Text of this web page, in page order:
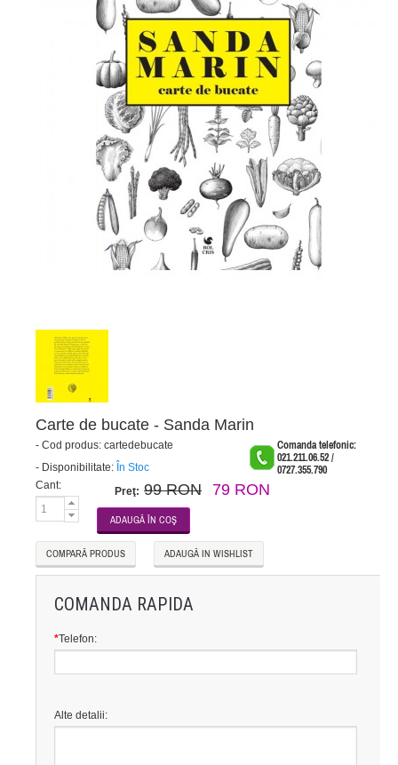
Carte de bucate - Sanda Marin
Comanda telefonic:
021.211.06.52 /
0727.355.790
- Cod produs: cartedebucate
- Disponibilitate: În Stoc
Cant:
Preţ: 99 RON 79 RON
COMPARĂ PRODUS ADAUGĂ IN WISHLIST
COMANDA RAPIDA
*Telefon:
Alte detalii: